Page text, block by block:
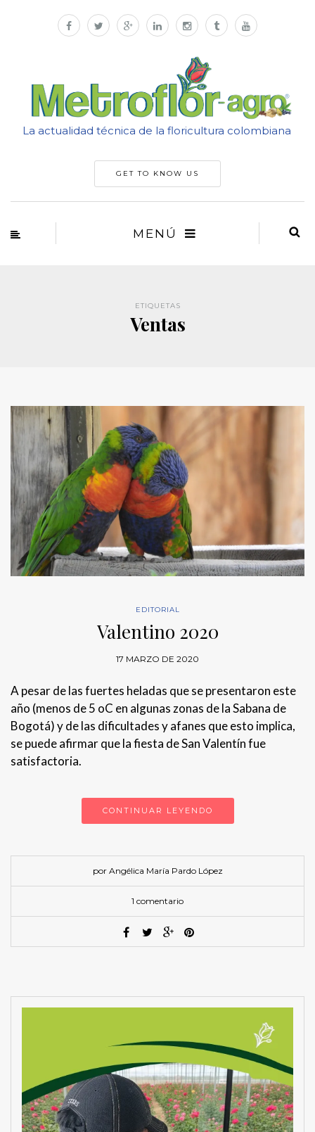
La actualidad técnica de la floricultura colombiana
GET TO KNOW US
MENÚ
ETIQUETAS
Ventas
EDITORIAL
Valentino 2020
17 MARZO DE 2020
A pesar de las fuertes heladas que se presentaron este
año (menos de 5 oC en algunas zonas de la Sabana de
Bogotá) y de las dificultades y afanes que esto implica,
se puede afirmar que la fiesta de San Valentín fue
satisfactoria.
CONTINUAR LEYENDO
por Angélica María Pardo López
1 comentario